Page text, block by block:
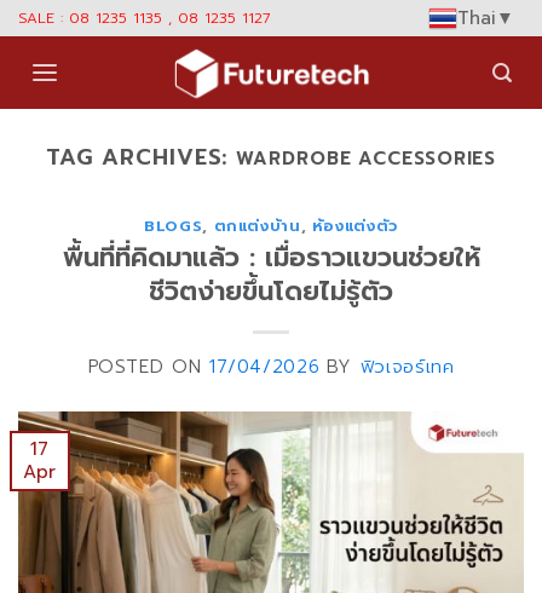
Skip
content
SALE : 08 1235 1135 , 08 1235 1127 Thai▼
TAG ARCHIVES:WARDROBE ACCESSORIES
BLOGS, ตกแต่งบ้าน, ห้องแต่งตัว
พื้นที่ที่คิดมาแล้ว : เมื่อราวแขวนช่วยให้
ชีวิตง่ายขึ้นโดยไม่รู้ตัว
POSTED ON 17/04/2026 BY ฟิวเจอร์เทค
17
Apr